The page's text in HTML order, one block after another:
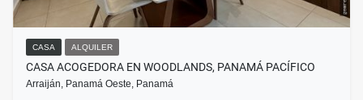
CASA ALQUILER
CASA ACOGEDORA EN WOODLANDS, PANAMÁ PACÍFICO
Arraiján, Panamá Oeste, Panamá